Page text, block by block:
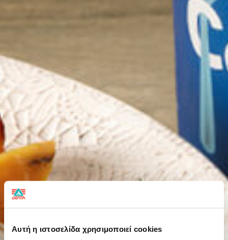
Αυτή η ιστοσελίδα χρησιμοποιεί cookies